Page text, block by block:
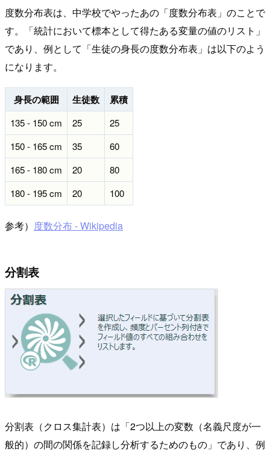
度数分布表は、中学校でやったあの「度数分布表」のことで
す。「統計において標本として得たある変量の値のリスト」
であり、例として「生徒の身長の度数分布表」は以下のよう
になります。
身長の範囲 生徒数 累積
135 - 150 cm 25
25
150 - 165 cm
35
60
165 - 180 cm
20
80
180 - 195 cm
20 100
参考） 度数分布 - Wikipedia
分割表
分割表（クロス集計表）は「2つ以上の変数（名義尺度が一
般的）の間の関係を記録し分析するためのもの」であり、例